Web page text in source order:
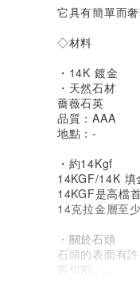
它具有簡單而
◇材料
・14K 鍍金
・天然石材
薔薇石英
品質：AAA
地點：-
・約14Kgf
14KGF/14K 填
14KGF是高檔
14克拉金層至
・關於石頭
石頭的表面有
面切割」。